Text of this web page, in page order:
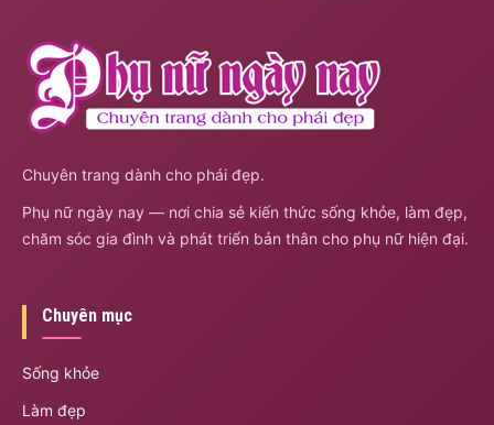
Chuyên trang dành cho phái đẹp.
Phụ nữ ngày nay — nơi chia sẻ kiến thức sống khỏe, làm đẹp,
chăm sóc gia đình và phát triển bản thân cho phụ nữ hiện đại.
Chuyên mục
Sống khỏe
Làm đẹp